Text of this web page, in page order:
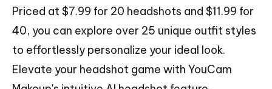
Priced at $7.99 for 20 headshots and $11.99 for
40, you can explore over 25 unique outfit styles
to effortlessly personalize your ideal look.
Elevate your headshot game with YouCam